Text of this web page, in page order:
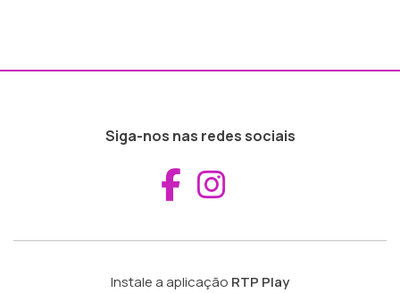
Siga-nos nas redes sociais
Aceder ao
Instale a aplicação RTP Play